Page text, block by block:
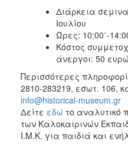
Διάρκεια
Ιουλίου
Ώρες: 10:00΄-
Κόστος
άνεργοι: 50
Περισσότερες
2810-283219, εσωτ. 106,
info@historical-museum.gr
Δείτε εδώ το αναλυτικό
των Καλοκαιρινών
Ι.Μ.Κ. για παιδιά και